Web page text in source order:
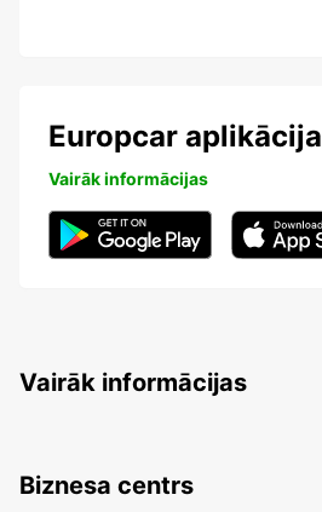
Europcar aplikācija
Vairāk informācijas
Vairāk informācijas
Biznesa centrs